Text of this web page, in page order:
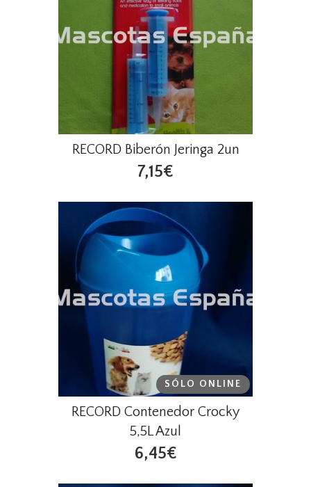
RECORD Biberón Jeringa 2un
7,15€
SÓLO ONLINE
RECORD Contenedor Crocky
5,5L Azul
6,45€